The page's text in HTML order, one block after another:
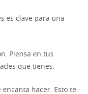
es clave para una
Piensa en tus
que tienes.
hacer. Esto te